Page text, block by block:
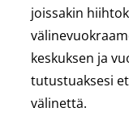
joissakin
keskuksen ja
tutustuaksesi
välinettä.